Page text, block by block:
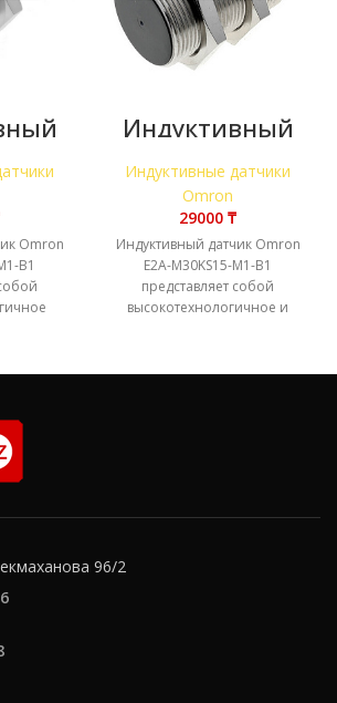
Omron
B1
Индуктивный
датчик Omron
E2A-M30KS15-
M1-B1
Индуктивные датчики
Omron
₸
Индуктивный датчик Omron
E2A-M30KS15-M1-B1
представляет собой
высокотехнологичное и
обнаружения металлических
96/2